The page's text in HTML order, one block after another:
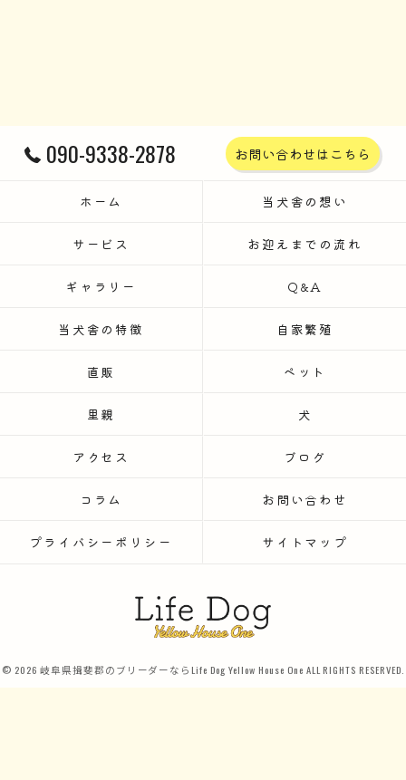
090-9338-2878 お問い合わせはこちら
ホーム 当犬舎の想い
サービス お迎えまでの流れ
ギャラリー Q&A
当犬舎の特徴 自家繁殖
直販 ペット
里親 犬
アクセス ブログ
コラム お問い合わせ
プライバシーポリシー サイトマップ
© 2026 岐阜県揖斐郡のブリーダーならLife Dog Yellow House One ALL RIGHTS RESERVED.